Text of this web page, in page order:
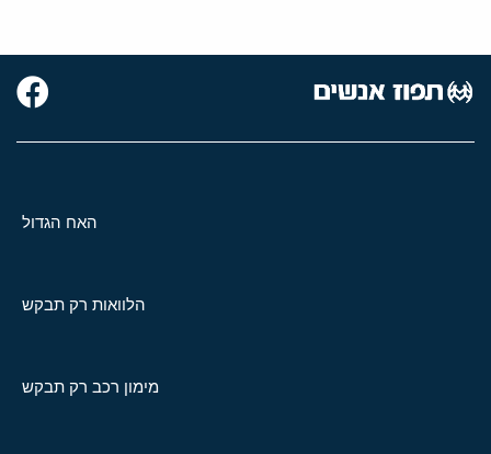
האח הגדול
הלוואות רק תבקש
מימון רכב רק תבקש